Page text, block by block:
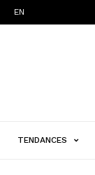
EN
TENDANCES